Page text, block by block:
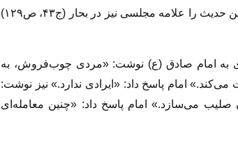
(: فأمرهنّ ان یدفّفن لفاطمه فضربن بالدفوف). این حدیث را علامه مجلسی نیز در بحار (ج۴۳، ص۱۲۹)
به امام صادق (ع) نوشت: «مردی چوب‌فروش، به
امام پاسخ داد: «ایرادی ندارد.» نیز نوشت:
می‌سازد.» امام پاسخ داد: «چنین معامله‌ای